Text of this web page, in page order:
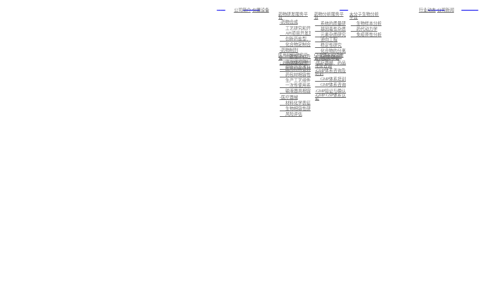
关于我们
公司简介 仪器设备
药物研发服务平
台
-药物合成
工艺研究和开发
API项目开发及注册备案
创新药盐型、晶型筛选及CMC业务
化合物定制合成
-药物制剂
一致性评价及仿制药的制剂开发
高端缓控释制剂开发
创新药及改良型新药的制剂开发
药物分析服务平
台
系统的质量研究
基因毒性杂质研究
元素杂质研究
逆向工程
稳定性研究
化合物的分离制备，已知化合物的结构确证，未知化合物的结构解析与鉴定
标准化检测
大分子生物分析
平台
生物样本分析
药代动力学
免疫原性分析
医用材料研究平
台
- 药包材相容性
医用材料密封性研究
药包材相容性研究
生产工艺组件相容性研究
一次性使用系统相容性研究
输液器具相容性研究
-医疗器械
材料化学表征
生物相容性研究
风险评估
GMP体系和注册
咨询服务平台
-医疗器械、药品
注册咨询
-GMP体系咨询及
培训
GMP体系培训
GMP体系咨询
-GMP验证与确认
-GMP/GSP体系认
证
新闻中心
行业动态 公司新闻